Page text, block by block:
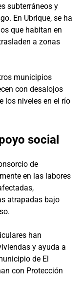
subterráneos y
En Ubrique, se ha
que habitan en
a zonas
municipios
con desalojos
los niveles en el río
social
de
en las labores
atrapadas bajo
han
y ayuda a
de El
con Protección